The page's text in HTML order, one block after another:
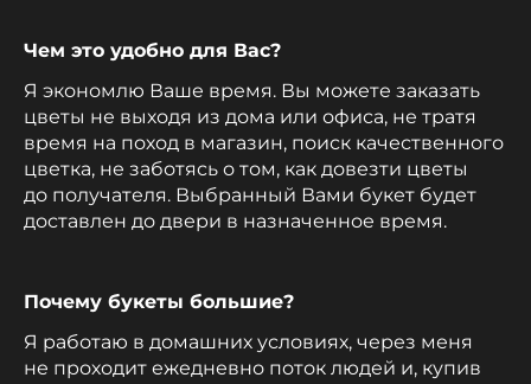
Чем это удобно для Вас?
Я экономлю Ваше время. Вы можете заказать
цветы не выходя из дома или офиса, не тратя
время на поход в магазин, поиск качественного
цветка, не заботясь о том, как довезти цветы
до получателя. Выбранный Вами букет будет
доставлен до двери в назначенное время.
Почему букеты большие?
Я работаю в домашних условиях, через меня
не проходит ежедневно поток людей и, купив